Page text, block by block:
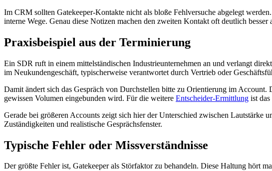
Im CRM sollten Gatekeeper-Kontakte nicht als bloße Fehlversuche abgelegt
interne Wege. Genau diese Notizen machen den zweiten Kontakt oft deutlich besser
Praxisbeispiel aus der Terminierung
Ein SDR ruft in einem mittelständischen Industrieunternehmen an und verlangt
im Neukundengeschäft, typischerweise verantwortet durch Vertrieb oder
Damit ändert sich das Gespräch von Durchstellen bitte zu Orientierung im Account.
gewissen Volumen eingebunden wird. Für die weitere Entscheider-Ermittlung ist
Gerade bei größeren Accounts zeigt sich hier der Unterschied zwischen
Zuständigkeiten und realistische Gesprächsfenster.
Typische Fehler oder Missverständnisse
Der größte Fehler ist, Gatekeeper als Störfaktor zu behandeln. Diese Haltung hört